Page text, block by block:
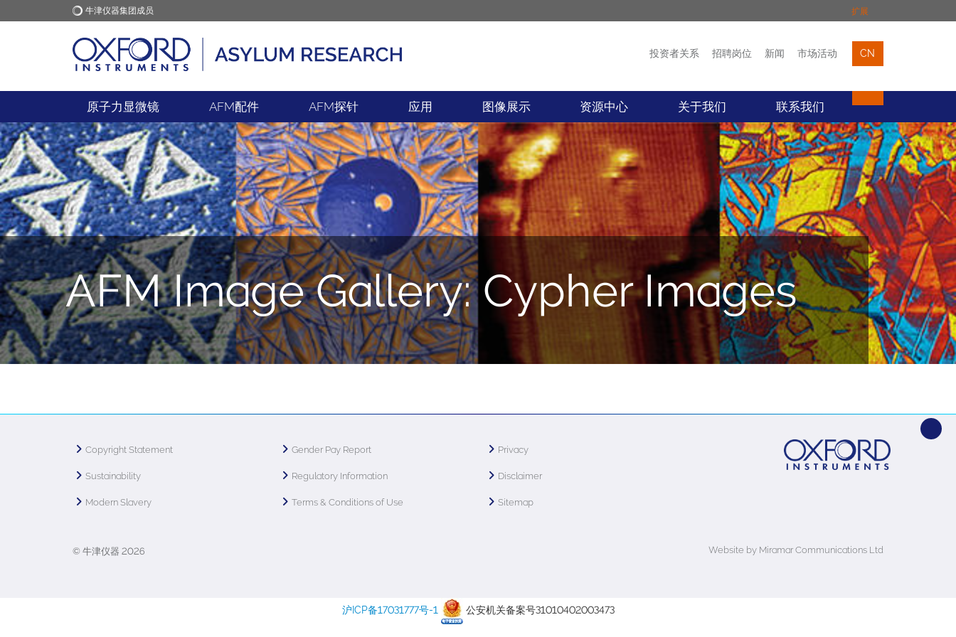
牛津仪器集团成员 扩展
牛津仪器 应用 市场活动 联络我们
投资者关系 招聘岗位 新闻 市场活动 CN
原子力显微镜 AFM配件 AFM探针 应用 图像展示 资源中心 关于我们 联系我们
AFM Image Gallery: Cypher Images
Copyright Statement
Sustainability
Modern Slavery
Gender Pay Report
Regulatory Information
Terms & Conditions of Use
Privacy
Disclaimer
Sitemap
© 牛津仪器 2026 Website by Miramar Communications Ltd
沪ICP备17031777号-1 公安机关备案号31010402003473